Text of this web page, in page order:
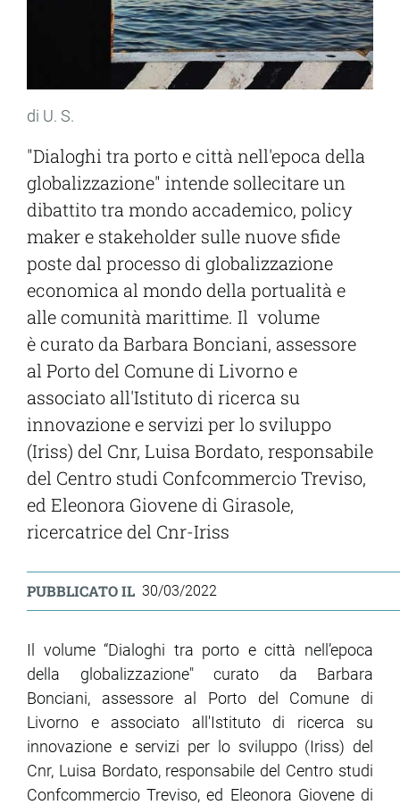
di U. S.
"Dialoghi tra porto e città nell'epoca della
globalizzazione" intende sollecitare un
dibattito tra mondo accademico, policy
maker e stakeholder sulle nuove sfide
poste dal processo di globalizzazione
economica al mondo della portualità e
alle comunità marittime. Il volume
è curato da Barbara Bonciani, assessore
al Porto del Comune di Livorno e
associato all'Istituto di ricerca su
innovazione e servizi per lo sviluppo
(Iriss) del Cnr, Luisa Bordato, responsabile
del Centro studi Confcommercio Treviso,
ed Eleonora Giovene di Girasole,
ricercatrice del Cnr-Iriss
PUBBLICATO IL 30/03/2022
Il volume “Dialoghi tra porto e città nell’epoca
della globalizzazione" curato da Barbara
Bonciani, assessore al Porto del Comune di
Livorno e associato all'Istituto di ricerca su
innovazione e servizi per lo sviluppo (Iriss) del
Cnr, Luisa Bordato, responsabile del Centro studi
Confcommercio Treviso, ed Eleonora Giovene di